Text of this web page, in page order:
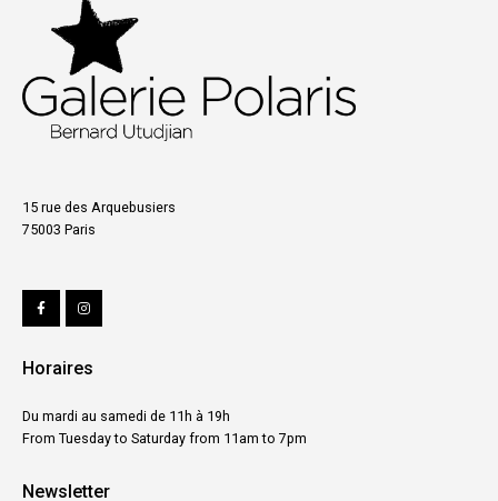
15 rue des Arquebusiers
75003 Paris
Horaires
Du mardi au samedi de 11h à 19h
From Tuesday to Saturday from 11am to 7pm
Newsletter